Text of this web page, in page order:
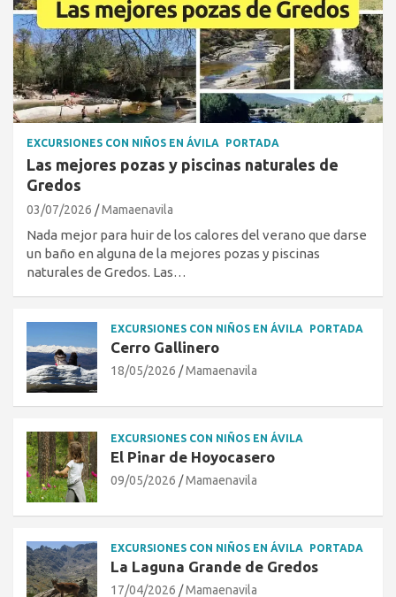
EXCURSIONES CON NIÑOS EN ÁVILA PORTADA
Las mejores pozas y piscinas naturales de
Gredos
03/07/2026 Mamaenavila
Nada mejor para huir de los calores del verano que darse
un baño en alguna de la mejores pozas y piscinas
naturales de Gredos. Las…
EXCURSIONES CON NIÑOS EN ÁVILA PORTADA
Cerro Gallinero
18/05/2026 Mamaenavila
EXCURSIONES CON NIÑOS EN ÁVILA
El Pinar de Hoyocasero
09/05/2026 Mamaenavila
EXCURSIONES CON NIÑOS EN ÁVILA PORTADA
La Laguna Grande de Gredos
17/04/2026 Mamaenavila